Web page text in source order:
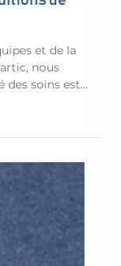
de
nous
les
La Qualité de
constitue
au bien-être
à la